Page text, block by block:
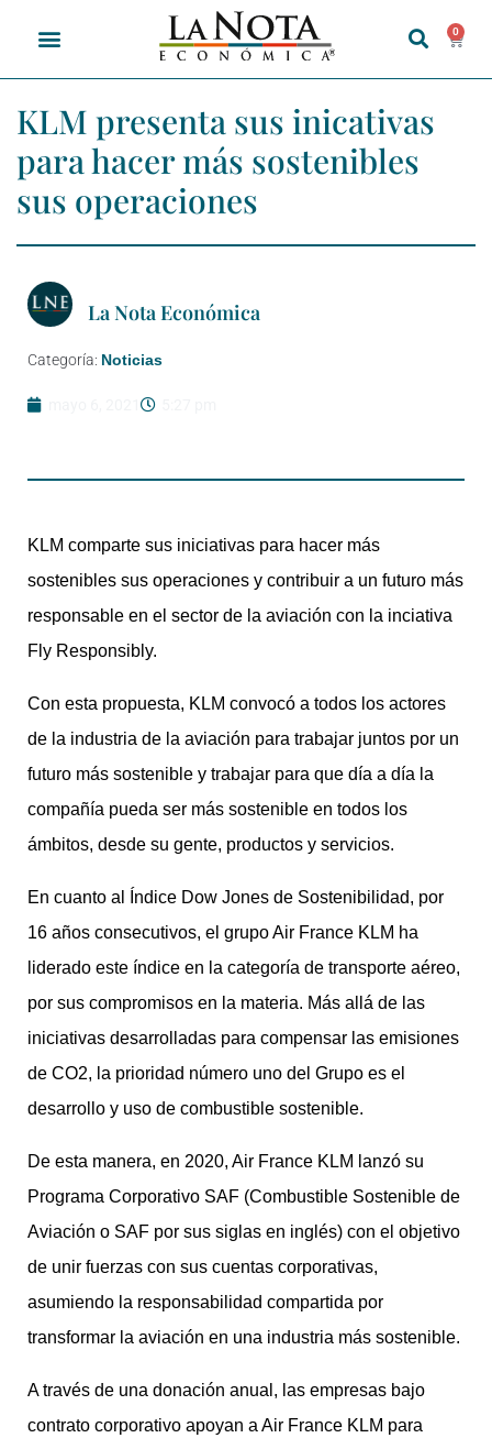
0
KLM presenta sus inicativas
para hacer más sostenibles
sus operaciones
La Nota Económica
Categoría: Noticias
KLM comparte sus iniciativas para hacer más
sostenibles sus operaciones y contribuir a un futuro más
responsable en el sector de la aviación con la inciativa
Fly Responsibly.
Con esta propuesta, KLM convocó a todos los actores
de la industria de la aviación para trabajar juntos por un
futuro más sostenible y trabajar para que día a día la
compañía pueda ser más sostenible en todos los
ámbitos, desde su gente, productos y servicios.
En cuanto al
Índice Dow Jones de Sostenibilidad, por
16 años consecutivos, el grupo Air France KLM ha
liderado este índice en la categoría de transporte aéreo,
por sus compromisos en la materia. Más allá de las
iniciativas desarrolladas para compensar las emisiones
de CO2, la prioridad número uno del Grupo es el
desarrollo y uso de combustible sostenible.
De esta manera, en 2020, Air France KLM lanzó su
Programa Corporativo SAF (Combustible Sostenible de
Aviación o SAF por sus siglas en inglés) con el objetivo
de unir fuerzas con sus cuentas corporativas,
asumiendo la responsabilidad compartida por
transformar la aviación en una industria más sostenible.
A través de una donación anual, las empresas bajo
contrato corporativo apoyan a Air France KLM para